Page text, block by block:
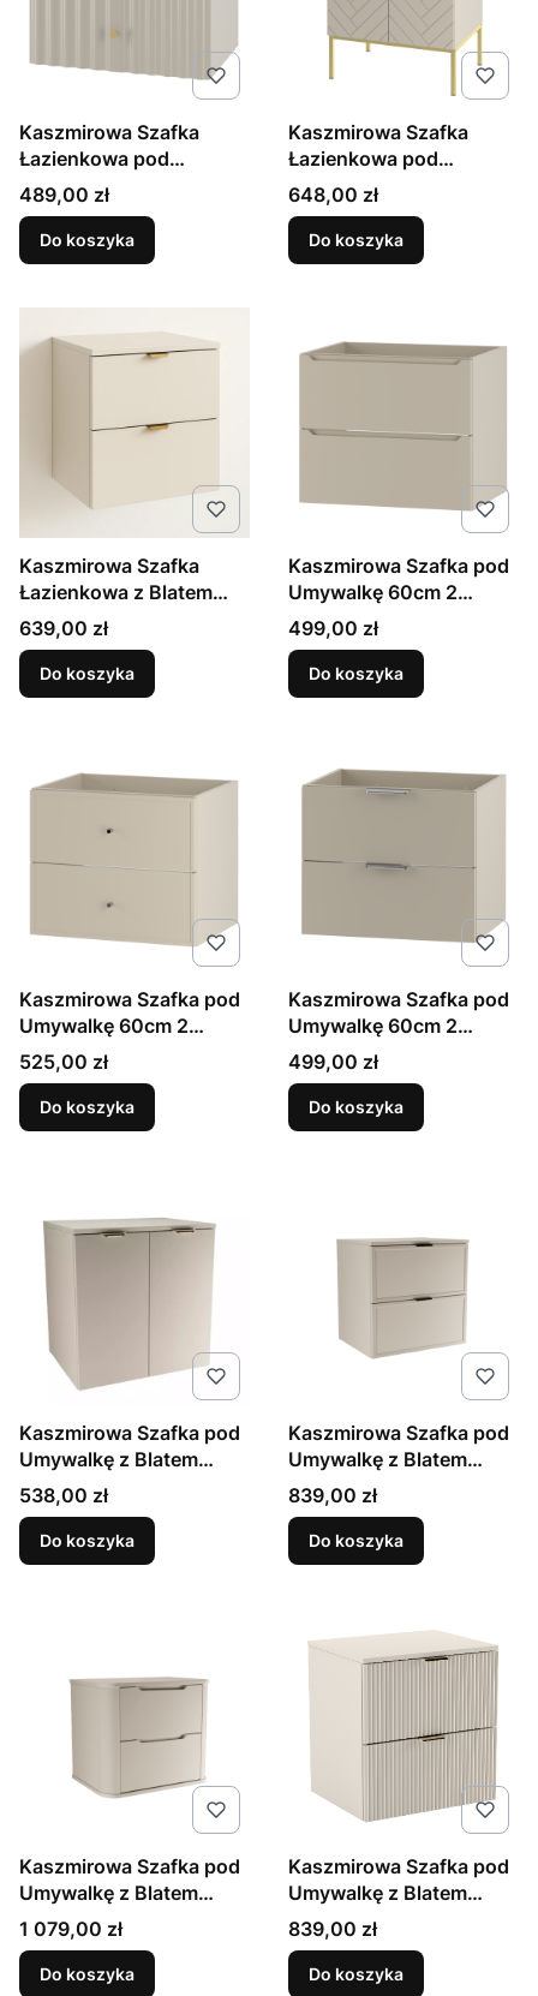
Kaszmirowa Szafka
Łazienkowa pod
Umywalkę 60cm
Ryflowane Fronty Aqua
Cena
489,00 zł
Do koszyka
Kaszmirowa Szafka
Łazienkowa pod
Umywalkę 60cm Złoty
Stelaż Aspen
Cena
648,00 zł
Do koszyka
Kaszmirowa Szafka
Łazienkowa z Blatem
60cm 2 Szuflady Orio
Cena
639,00 zł
Do koszyka
Kaszmirowa Szafka pod
Umywalkę 60cm 2
Szuflady Etna
Cena
499,00 zł
Do koszyka
Kaszmirowa Szafka pod
Umywalkę 60cm 2
Szuflady Marco
Cena
525,00 zł
Do koszyka
Kaszmirowa Szafka pod
Umywalkę 60cm 2
Szuflady Pile
Cena
499,00 zł
Do koszyka
Kaszmirowa Szafka pod
Umywalkę z Blatem
60cm 2 Drzwi Orio
Cena
538,00 zł
Do koszyka
Kaszmirowa Szafka pod
Umywalkę z Blatem
60cm Fronty Ramka
Roma
Cena
839,00 zł
Do koszyka
Kaszmirowa Szafka pod
Umywalkę z Blatem
60cm Zaokrąglone Boki i
Blat
Cena
1 079,00 zł
Do koszyka
Kaszmirowa Szafka pod
Umywalkę z Blatem
Kaszmir 60cm
Ryflowane Fronty
Cena
839,00 zł
Do koszyka